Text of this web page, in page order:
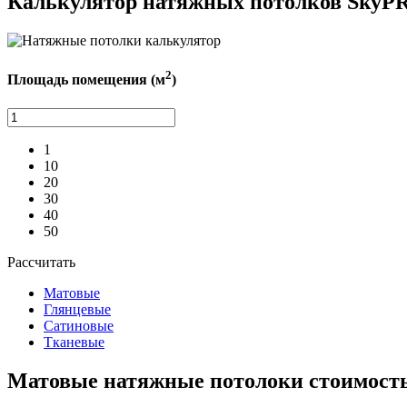
Площадь помещения (м2)
1
10
20
30
40
50
Рассчитать
Матовые
Глянцевые
Сатиновые
Тканевые
Матовые натяжные потолоки